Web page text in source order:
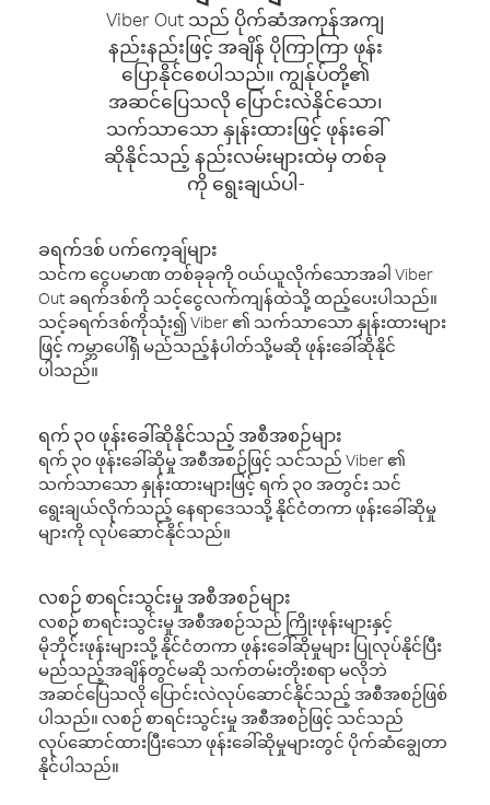
Viber Out သည် ပိုက်ဆံအကုန်အကျ
နည်းနည်းဖြင့် အချိန် ပိုကြာကြာ ဖုန်း
ပြောနိုင်စေပါသည်။ ကျွန်ုပ်တို့၏
အဆင်ပြေသလို ပြောင်းလဲနိုင်သော၊
သက်သာသော နှုန်းထားဖြင့် ဖုန်းခေါ်
ဆိုနိုင်သည့် နည်းလမ်းများထဲမှ တစ်ခု
ကို ရွေးချယ်ပါ-
ခရက်ဒစ် ပက်ကေ့ချ်များ
သင်က ငွေပမာဏ တစ်ခုခုကို ဝယ်ယူလိုက်သောအခါ Viber
Out ခရက်ဒစ်ကို သင့်ငွေလက်ကျန်ထဲသို့ ထည့်ပေးပါသည်။
သင့်ခရက်ဒစ်ကိုသုံး၍ Viber ၏ သက်သာသော နှုန်းထားများ
ဖြင့် ကမ္ဘာပေါ်ရှိ မည်သည့်နံပါတ်သို့မဆို ဖုန်းခေါ်ဆိုနိုင်
ပါသည်။
ရက် ၃၀ ဖုန်းခေါ်ဆိုနိုင်သည့် အစီအစဉ်များ
ရက် ၃၀ ဖုန်းခေါ်ဆိုမှု အစီအစဉ်ဖြင့် သင်သည် Viber ၏
သက်သာသော နှုန်းထားများဖြင့် ရက် ၃၀ အတွင်း သင်
ရွေးချယ်လိုက်သည့် နေရာဒေသသို့ နိုင်ငံတကာ ဖုန်းခေါ်ဆိုမှု
များကို လုပ်ဆောင်နိုင်သည်။
လစဉ် စာရင်းသွင်းမှု အစီအစဉ်များ
လစဉ် စာရင်းသွင်းမှု အစီအစဉ်သည် ကြိုးဖုန်းများနှင့်
မိုဘိုင်းဖုန်းများသို့ နိုင်ငံတကာ ဖုန်းခေါ်ဆိုမှုများ ပြုလုပ်နိုင်ပြီး
မည်သည့်အချိန်တွင်မဆို သက်တမ်းတိုးစရာ မလိုဘဲ
အဆင်ပြေသလို ပြောင်းလဲလုပ်ဆောင်နိုင်သည့် အစီအစဉ်ဖြစ်
ပါသည်။ လစဉ် စာရင်းသွင်းမှု အစီအစဉ်ဖြင့် သင်သည်
လုပ်ဆောင်ထားပြီးသော ဖုန်းခေါ်ဆိုမှုများတွင် ပိုက်ဆံချွေတာ
နိုင်ပါသည်။